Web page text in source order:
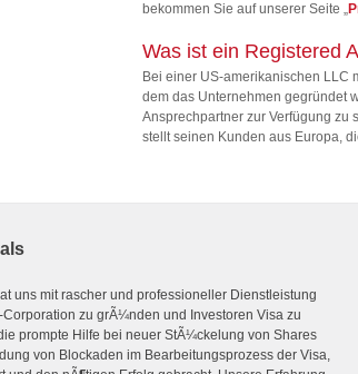
bekommen Sie auf unserer Seite „
Was ist ein Registered
Bei einer US-amerikanischen LLC
dem das Unternehmen gegründet
Ansprechpartner zur Verfügung zu
stellt seinen Kunden aus Europa,
uns mit rascher und professioneller Dienstleistung
zu grÃ¼nden und Investoren Visa zu
prompte Hilfe bei neuer StÃ¼ckelung von Shares
von Blockaden im Bearbeitungsprozess der Visa,